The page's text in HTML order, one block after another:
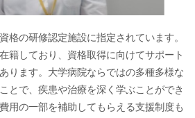
格の研修認定施設に指定されています。
籍しており、資格取得に向けてサポート
ります。大学病院ならではの多種多様な
とで、疾患や治療を深く学ぶことができ
用の一部を補助してもらえる支援制度も